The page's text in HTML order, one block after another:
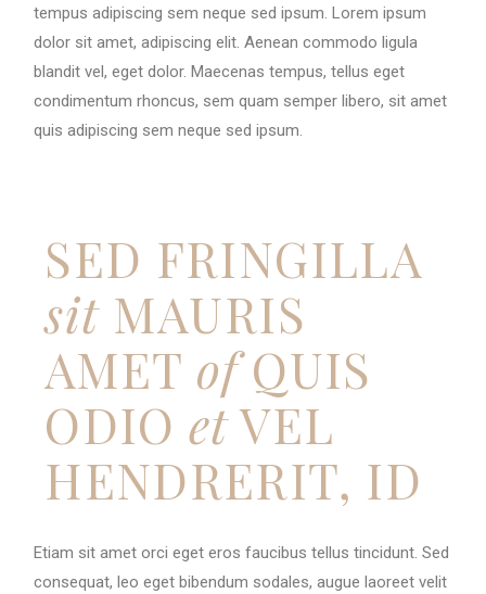
tempus adipiscing sem neque sed ipsum. Lorem ipsum
dolor sit amet, adipiscing elit. Aenean commodo ligula
blandit vel, eget dolor. Maecenas tempus, tellus eget
condimentum rhoncus, sem quam semper libero, sit amet
quis adipiscing sem neque sed ipsum.
SED FRINGILLA
sitMAURIS
AMET ofQUIS
ODIOetVEL
HENDRERIT, ID
Etiam sit amet orci eget eros faucibus tellus tincidunt. Sed
consequat, leo eget bibendum sodales, augue laoreet velit